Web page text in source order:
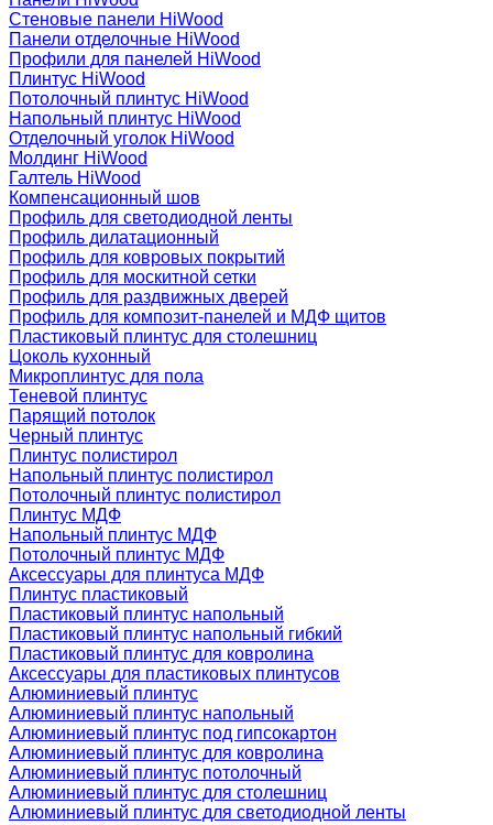
Стеновые панели HiWood
Панели отделочные HiWood
Профили для панелей HiWood
Плинтус HiWood
Потолочный плинтус HiWood
Напольный плинтус HiWood
Отделочный уголок HiWood
Молдинг HiWood
Галтель HiWood
Компенсационный шов
Профиль для светодиодной ленты
Профиль дилатационный
Профиль для ковровых покрытий
Профиль для москитной сетки
Профиль для раздвижных дверей
Профиль для композит-панелей и МДФ щитов
Пластиковый плинтус для столешниц
Цоколь кухонный
Микроплинтус для пола
Теневой плинтус
Парящий потолок
Черный плинтус
Плинтус полистирол
Напольный плинтус полистирол
Потолочный плинтус полистирол
Плинтус МДФ
Напольный плинтус МДФ
Потолочный плинтус МДФ
Аксессуары для плинтуса МДФ
Плинтус пластиковый
Пластиковый плинтус напольный
Пластиковый плинтус напольный гибкий
Пластиковый плинтус для ковролина
Аксессуары для пластиковых плинтусов
Алюминиевый плинтус
Алюминиевый плинтус напольный
Алюминиевый плинтус под гипсокартон
Алюминиевый плинтус для ковролина
Алюминиевый плинтус потолочный
Алюминиевый плинтус для столешниц
Алюминиевый плинтус для светодиодной ленты